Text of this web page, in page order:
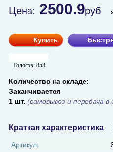
Цена: 2500.9руб
Купить
Голосов: 853
Количество на складе:
Заканчивается
1 шт. (самовывоз и передача
Краткая характеристика
Артикул: